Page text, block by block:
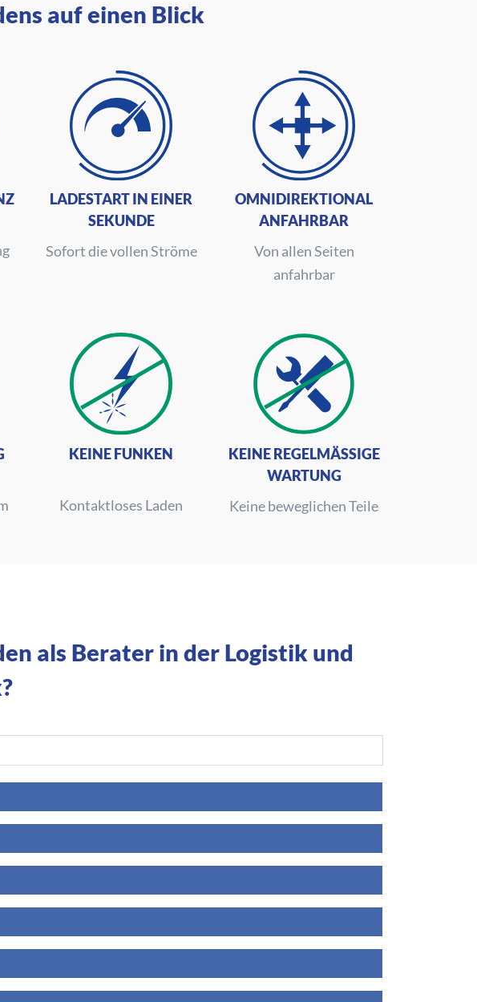
auf einen Blick
LADESTART IN EINER
SEKUNDE
Sofort die vollen Ströme
OMNIDIREKTIONAL
ANFAHRBAR
Von allen Seiten
anfahrbar
KEINE FUNKEN
Kontaktloses Laden
KEINE REGELMÄSSIGE W
ARTUNG
Keine beweglichen Teile
als Berater in der Logistik und